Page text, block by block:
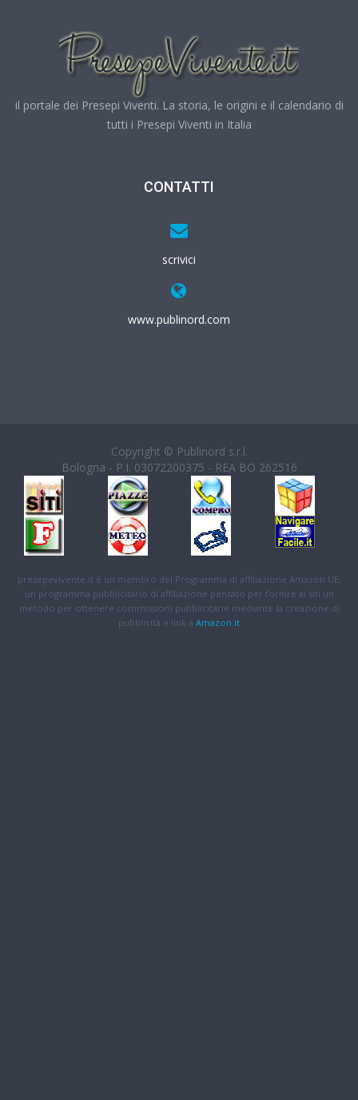
il portale dei Presepi Viventi. La storia, le origini e il calendario di
tutti i Presepi Viventi in Italia
CONTATTI
scrivici
www.publinord.com
Copyright © Publinord s.r.l.
Bologna - P.I. 03072200375 - REA BO 262516
presepevivente.it è un membro del Programma di affiliazione Amazon UE,
un programma pubblicitario di affiliazione pensato per fornire ai siti un
metodo per ottenere commissioni pubblicitarie mediante la creazione di
pubblicità e link a Amazon.it